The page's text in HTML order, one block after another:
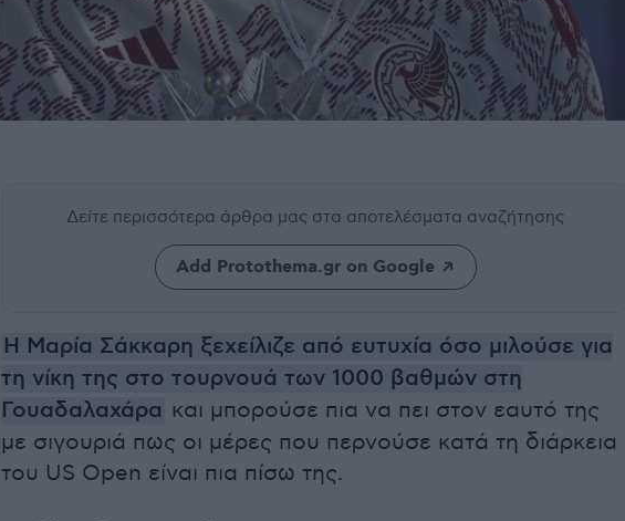
Δείτε περισσότερα άρθρα μας στα αποτελέσματα αναζήτησης
Add Protothema.gr on Google
Η Μαρία Σάκκαρη ξεχείλιζε από ευτυχία όσο μιλούσε για
τη νίκη της στο τουρνουά των 1000 βαθμών στη
Γουαδαλαχάρα και μπορούσε πια να πει στον εαυτό της
με σιγουριά πως οι μέρες που περνούσε κατά τη διάρκεια
του US Open είναι πια πίσω της.